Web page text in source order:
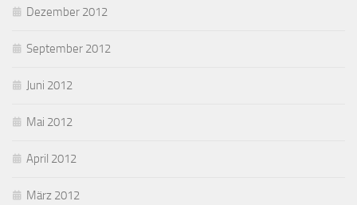
Dezember 2012
September 2012
Juni 2012
Mai 2012
April 2012
März 2012